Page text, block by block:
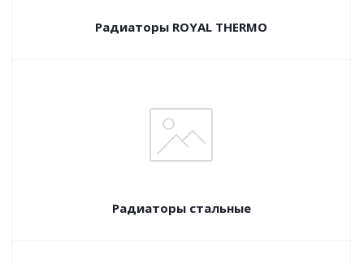
Радиаторы ROYAL THERMO
Радиаторы стальные